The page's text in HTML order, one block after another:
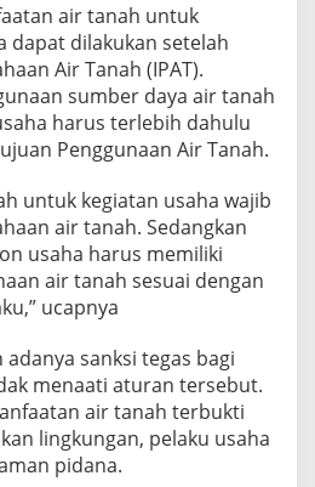
air tanah untuk
dapat dilakukan setelah
Air Tanah (IPAT).
sumber daya air tanah
harus terlebih dahulu
Penggunaan Air Tanah.
untuk kegiatan usaha wajib
air tanah. Sedangkan
usaha harus memiliki
air tanah sesuai dengan
ucapnya
sanksi tegas bagi
menaati aturan tersebut.
air tanah terbukti
lingkungan, pelaku usaha
pidana.